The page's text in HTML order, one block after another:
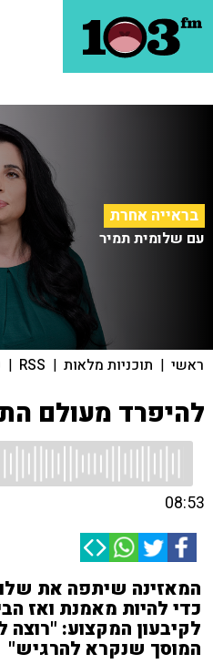
בראייה אחרת
עם שלומית תמיר
ראשי | תוכניות מלאות |
RSS
|
להיפרד מעולם
08:53
המאזינה שיתפה את
כדי להיות מאמנת ואז
לקיבעון המקצוע: "רוצה
המוסך שנקרא להרגיש"